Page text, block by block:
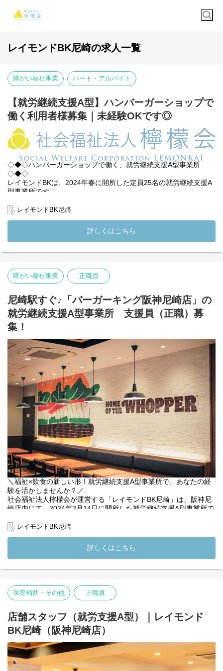
レイモンドBK尼崎の求人一覧
障がい福祉事業 パート・アルバイト
【就労継続支援A型】ハンバーガーショップで
働く利用者様募集｜未経験OKです◎
◇◆◇ハンバーガーショップで働く、就労継続支援A型事業所
◇◆◇
レイモンドBKは、2024年春に開所した定員25名の就労継続支援A
型事業所です。
お仕事の舞台は、世界的に有名なハンバーガーショップ「バーガ
ーキング」。
ハンバーガーづくりの補助や、商品の受け渡し、店内の片付けな
ど、店舗運営に関わるお仕事を担当していただきます。
「飲食店で働いたことがない」
「久しぶりのお仕事で心配」
そんな方もご安心ください。
世界基準のわかりやすいマニュアルと、支援員・店舗スタッフの
サポートがあるので、できることから少しずつスタートできま
す。はじめは洗い物や後片付け、簡単な調理補助などから慣れて
いき、少しずつ接客や商品づくりにもチャレンジできます。
実際の店舗で、一般のお客様と関わりながら働けるため、一般就
労に向けて必要な「働く力」「接客スキル」「チームで協力する
力」を身につけることができます。
食事補助もあり、バーガーキングならではの雰囲気を感じなが
ら、楽しく前向きに働ける環境です◎
レイモンドBK尼崎
詳しくはこちら
障がい福祉事業 正職員
尼崎駅すぐ♪「バーガーキング阪神尼崎店」の
就労継続支援A型事業所 支援員（正職）募
集！
＼福祉×飲食の新しい形！就労継続支援A型事業所で、あなたの経
験を活かしませんか？／
社会福祉法人檸檬会が運営する「レイモンドBK尼崎」は、阪神尼
崎店内にて、2024年3月14日に開所した就労継続支援A型事業所で
世界的に有名なハンバーガーチェーン「バーガーキング」とのコ
ラボレーションにより、障がいのある方々が一般就労に近い形で
働ける環境を提供しています。飲食の現場で実際の業務に取り組
みながら、利用者の方が社会で活躍する力を身につけていける、
新しい就労支援の形です。
檸檬会としても福祉と飲食を掛け合わせた取り組みを進める中
で、現場での支援体制をさらに充実させるため、このたび「支援
寄り添いながら日々の業務をサポートし、「できた！」という達
成感や「働くって楽しい」という気持ちを引き出す大切な役割で
す。
安心して働ける環境と、自分らしく活躍できる未来。そのどちら
も大切にした職場づくりを、あなたの支援の力で一緒に実現して
いきませんか？
レイモンドBK尼崎
詳しくはこちら
保育補助・その他 正職員
店舗スタッフ（就労支援A型）｜レイモンド
BK尼崎（阪神尼崎店）